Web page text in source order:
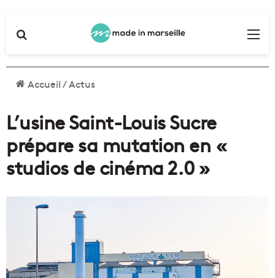
Accueil/Actus
L’usine Saint-Louis Sucre
prépare sa mutation en «
studios de cinéma 2.0 »